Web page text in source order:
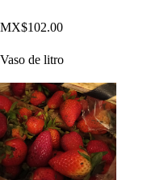
MX$102.00
Vaso de litro